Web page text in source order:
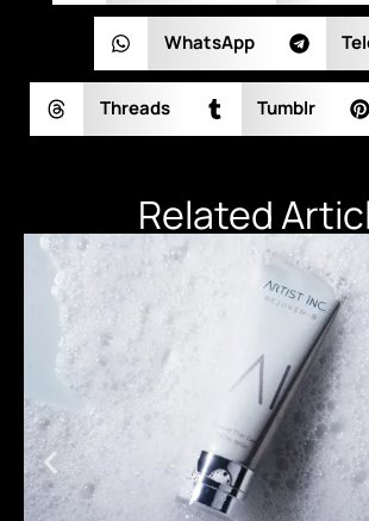
WhatsApp
Threads Tumblr
Related